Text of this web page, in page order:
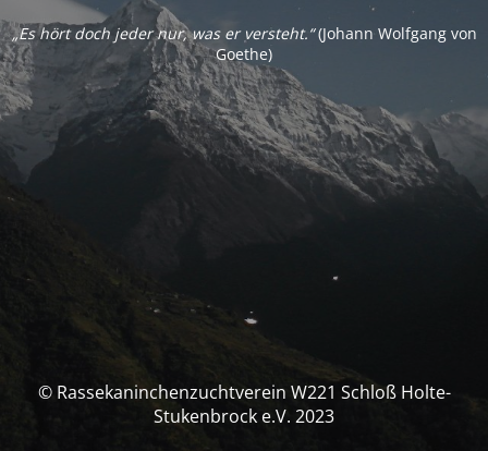
„Es hört doch jeder nur, was er versteht.“(Johann Wolfgang von
Goethe)
© Rassekaninchenzuchtverein W221 Schloß Holte-
Stukenbrock e.V. 2023